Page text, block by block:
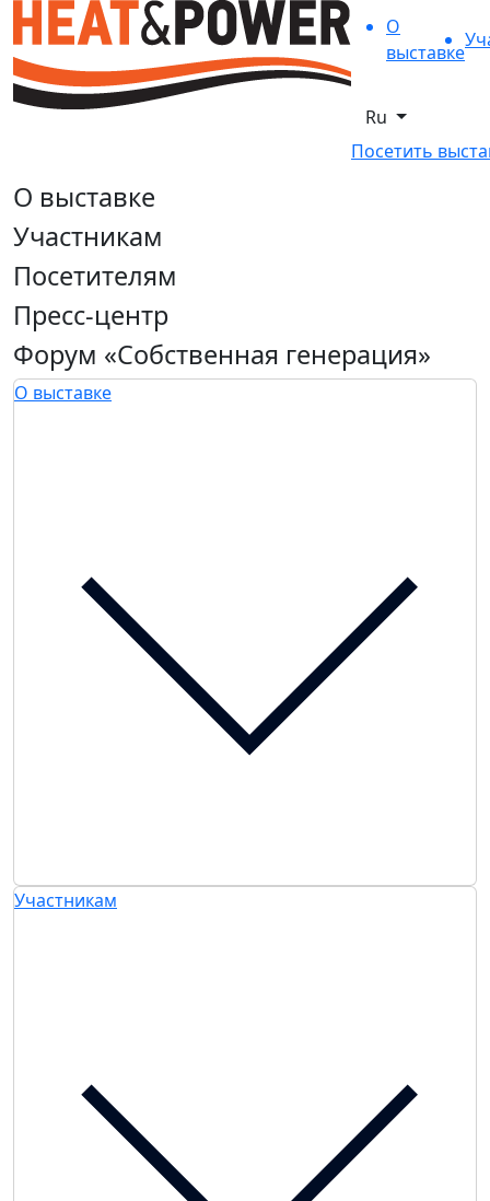
О
выставке
Ru
Посетить
О выставке
Участникам
Посетителям
Пресс-центр
Форум «Собственная генерация»
О выставке
Участникам